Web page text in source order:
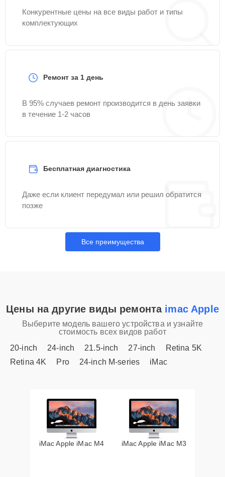
Конкурентные цены на все виды работ и типы
комплектующих
Ремонт за 1 день
В 95% случаев ремонт производится в день заявки
в течение 1-2 часов
Бесплатная диагностика
Даже если клиент передумал или решил обратится
позже
Все преимущества
Цены на другие виды ремонта imac Apple
Выберите модель вашего устройства и узнайте
стоимость всех видов работ
20-inch
24-inch 21.5-inch 27-inch
Retina 5K
Retina 4K
Pro 24-inch M-series iMac
iMac Apple iMac M4 iMac Apple iMac M3